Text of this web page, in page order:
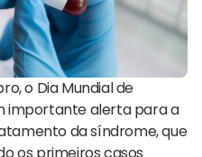
o Dia Mundial de
importante alerta para a
da síndrome, que
os primeiros casos